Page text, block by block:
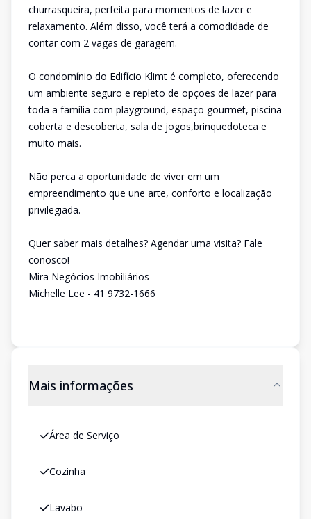
churrasqueira, perfeita para momentos de lazer e
relaxamento. Além disso, você terá a comodidade de
contar com 2 vagas de garagem.
O condomínio do Edifício Klimt é completo, oferecendo
um ambiente seguro e repleto de opções de lazer para
toda a família com playground, espaço gourmet, piscina
coberta e descoberta, sala de jogos,brinquedoteca e
muito mais.
Não perca a oportunidade de viver em um
empreendimento que une arte, conforto e localização
privilegiada.
Quer saber mais detalhes? Agendar uma visita? Fale
conosco!
Mira Negócios Imobiliários
Michelle Lee - 41 9732-1666
Mais informações
Área de Serviço
Cozinha
Lavabo